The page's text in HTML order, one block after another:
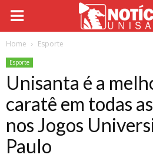
Home Esporte
Esporte
Unisanta é a
caratê em todas
nos Jogos
Paulo